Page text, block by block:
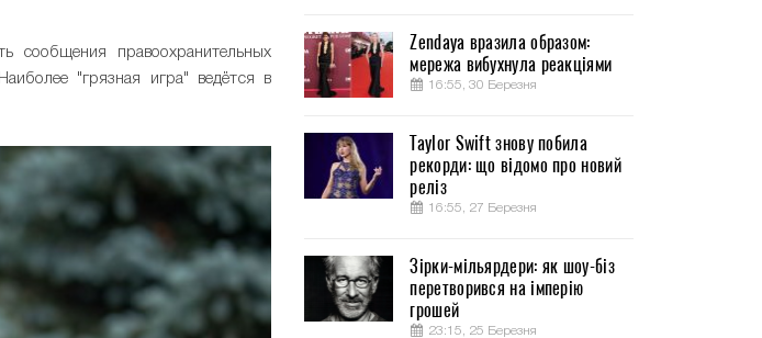
сообщения правоохранительных
"грязная игра" ведётся в
Zendaya вразила образом:
мережа вибухнула реакціями
16:55, 30 Березня
Taylor Swift знову побила
рекорди: що відомо про новий
реліз
16:55, 27 Березня
Зірки-мільярдери: як шоу-біз
перетворився на імперію
грошей
23:15, 25 Березня